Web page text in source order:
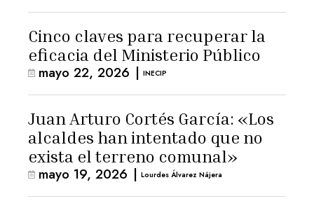
Cinco claves para recuperar la
eficacia del Ministerio Público
mayo 22, 2026 | INECIP
Juan Arturo Cortés García: «Los
alcaldes han intentado que no
exista el terreno comunal»
mayo 19, 2026 | Lourdes Álvarez Nájera